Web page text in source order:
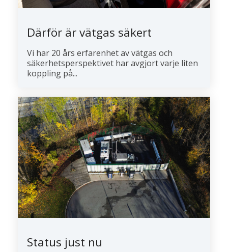
Därför är vätgas säkert
Vi har 20 års erfarenhet av vätgas och
säkerhetsperspektivet har avgjort varje liten
koppling på...
Status just nu